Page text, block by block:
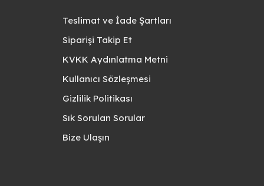
Teslimat ve İade Şartları
Siparişi Takip Et
KVKK Aydınlatma Metni
Kullanıcı Sözleşmesi
Gizlilik Politikası
Sık Sorulan Sorular
Bize Ulaşın